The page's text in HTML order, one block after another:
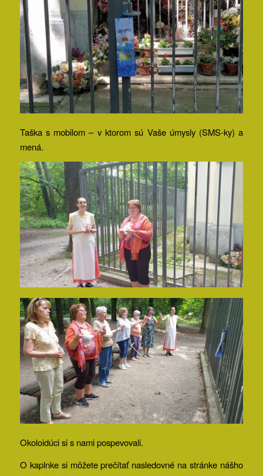
Taška s mobilom – v ktorom sú Vaše úmysly (SMS-ky) a
mená.
Okoloidúci si s nami pospevovali.
O kaplnke si môžete prečítať nasledovné na stránke nášho